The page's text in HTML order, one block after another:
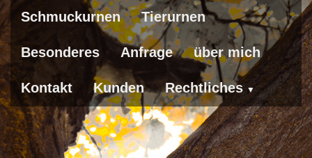
Schmuckurnen Tierurnen
Besonderes Anfrage über mich
Kontakt Kunden Rechtliches